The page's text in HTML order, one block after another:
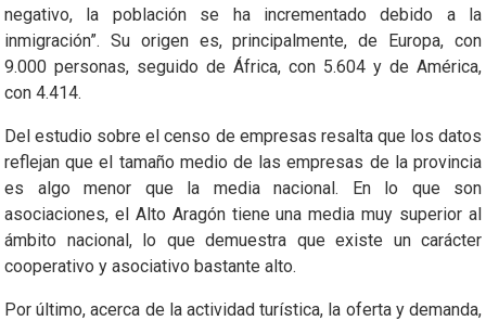
negativo, la población se ha incrementado debido a la
inmigración”. Su origen es, principalmente, de Europa, con
9.000 personas, seguido de África, con 5.604 y de América,
con 4.414.
Del estudio sobre el censo de empresas resalta que los datos
reflejan que el tamaño medio de las empresas de la provincia
es algo menor que la media nacional. En lo que son
asociaciones, el Alto Aragón tiene una media muy superior al
ámbito nacional, lo que demuestra que existe un carácter
cooperativo y asociativo bastante alto.
Por último, acerca de la actividad turística, la oferta y demanda,